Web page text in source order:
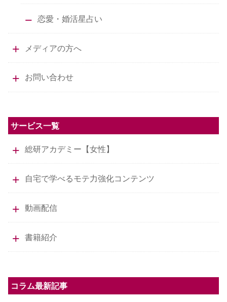
恋愛・婚活星占い
メディアの方へ
お問い合わせ
サービス一覧
総研アカデミー【女性】
自宅で学べるモテ力強化コンテンツ
動画配信
書籍紹介
コラム最新記事